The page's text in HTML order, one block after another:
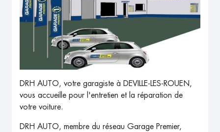
DRH AUTO, votre garagiste à DEVILLE-LES-ROUEN,
vous accueille pour l'entretien et la réparation de
votre voiture.
DRH AUTO, membre du réseau Garage Premier,